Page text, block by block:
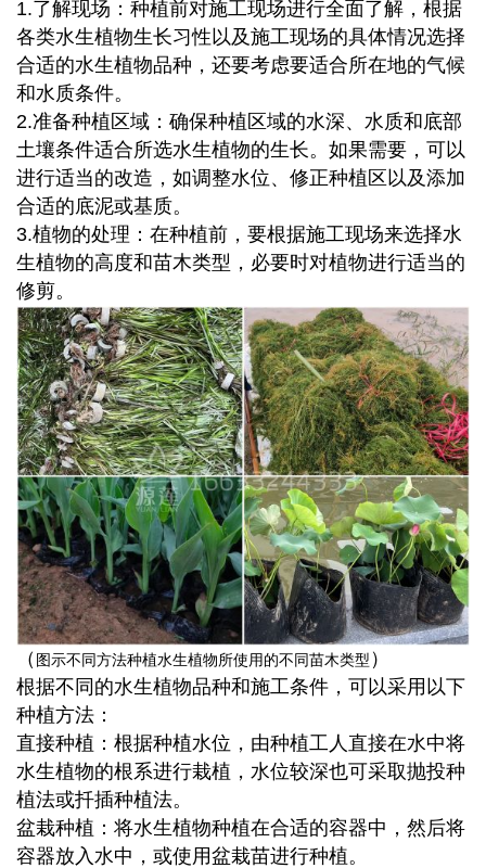
1.了解现场： 种植前对施工现场进行全面了解，根据
各类水生植物生长习性以及施工现场的具体情况选择
合适的水生植物品种，还要考虑要适合所在地的气候
和水质条件。
2.准备种植区域： 确保种植区域的水深、水质和底部
土壤条件适合所选水生植物的生长。如果需要，可以
进行适当的改造，如调整水位、修正种植区以及添加
合适的底泥或基质。
3.植物的处理： 在种植前，要根据施工现场来选择水
生植物的高度和苗木类型，必要时对植物进行适当的
修剪。
（ 图示不同方法种植水生植物所使用的不同苗木类型 ）
根据不同的水生植物品种和施工条件，可以采用以下
种植方法：
直接种植： 根据种植水位，由种植工人直接在水中将
水生植物的根系进行栽植，水位较深也可采取抛投种
植法或扦插种植法。
盆栽种植： 将水生植物种植在合适的容器中，然后将
容器放入水中，或使用盆栽苗进行种植。